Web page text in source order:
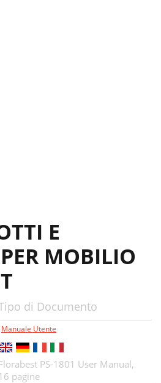
E
MOBILIO
di Documento
Manuale Utente
PS-1801 User Manual,
16 pagine